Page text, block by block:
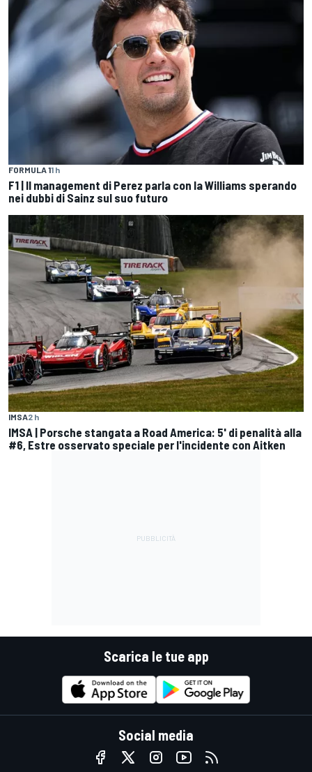
FORMULA 11 h
F1 | Il management di Perez parla con la Williams sperando
nei dubbi di Sainz sul suo futuro
IMSA2 h
IMSA | Porsche stangata a Road America: 5' di penalità alla
#6, Estre osservato speciale per l'incidente con Aitken
Scarica le tue app
Social media